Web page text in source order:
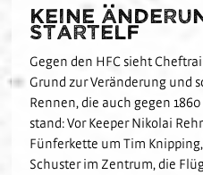
Trauer am Hardtwald
Fanausschuss
Fanclubs
Gästefans
Verein
Jetzt Mitglied werden
Nachhaltigkeit
Vorfall melden
Hast Du Nala gesehen?
Vorstand
Kids-Club
Hardtwald-Helden
Stadion am Hardtwald
Partner
Teams
U19
U17
U16
U15
U14
Schulkooperationen
Förderverein
Sandhäuser Kids
Keine
Startelf
Gegen den HFC sieht
Grund zur Veränderung und
Rennen, die auch gegen
stand: Vor Keeper Nikolai
Fünferkette um Tim
Schuster im Zentrum, die